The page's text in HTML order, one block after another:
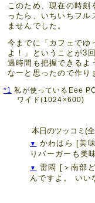
このため、現在の時
ったら、いちいちフル
ませんでした。
今までに「カフェでゆ
よ！」ということが3
過時間も把握できるよ
なーと思ったので作り
*1
私が使っているEee
ワイド(1024×600)
本日のツッコミ(
▼ かわはら
[美
りバーガーも美
▼ 雷悶
[＞南部
んですよ。 いい